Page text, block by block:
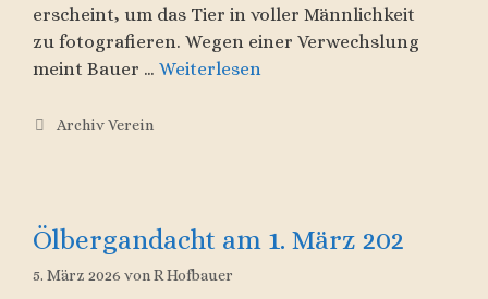
erscheint, um das Tier in voller Männlichkeit
zu fotografieren. Wegen einer Verwechslung
meint Bauer … Weiterlesen
Kategorien
Archiv Verein
Ölbergandacht am 1. März 202
5. März 2026 vonR Hofbauer